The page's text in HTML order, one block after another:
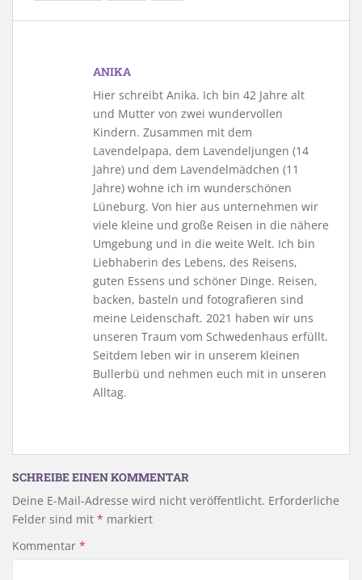
ANIKA
Hier schreibt Anika. Ich bin 42 Jahre alt
und Mutter von zwei wundervollen
Kindern. Zusammen mit dem
Lavendelpapa, dem Lavendeljungen (14
Jahre) und dem Lavendelmädchen (11
Jahre) wohne ich im wunderschönen
Lüneburg. Von hier aus unternehmen wir
viele kleine und große Reisen in die nähere
Umgebung und in die weite Welt. Ich bin
Liebhaberin des Lebens, des Reisens,
guten Essens und schöner Dinge. Reisen,
backen, basteln und fotografieren sind
meine Leidenschaft. 2021 haben wir uns
unseren Traum vom Schwedenhaus erfüllt.
Seitdem leben wir in unserem kleinen
Bullerbü und nehmen euch mit in unseren
Alltag.
SCHREIBE EINEN KOMMENTAR
Deine E-Mail-Adresse wird nicht veröffentlicht. Erforderliche
Felder sind mit * markiert
Kommentar *